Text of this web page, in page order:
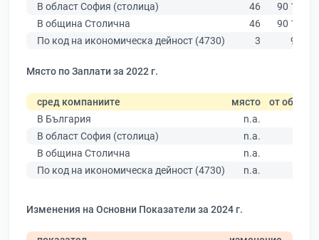
В област София (столица)
46
90 178
В община Столична
46
90 178
По код на икономическа дейност (4730)
3 974
Място по Заплати за 2022 г.
сред компаниите място от общо
В България
n.a.
В област София (столица)
n.a.
В община Столична
n.a.
По код на икономическа дейност (4730)
n.a.
Изменения на Основни Показатели за 2024 г.